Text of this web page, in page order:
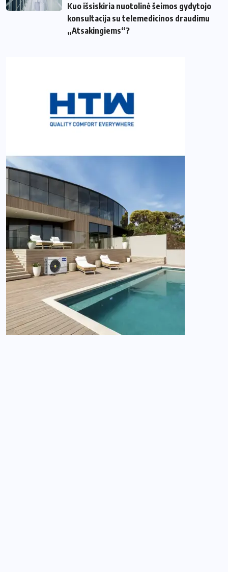
Kuo išsiskiria nuotolinė šeimos gydytojo
konsultacija su telemedicinos draudimu
„Atsakingiems“?